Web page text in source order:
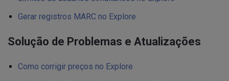
Gerar registros MARC no Explore
Solução de Problemas e Atualizações
Como corrigir preços no Explore